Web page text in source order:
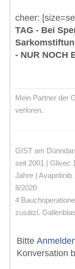
cheer:
TAG - Bei
- NUR NOCH
Mein Partner der
verloren.
GIST am
seit 2001 | Glivec
Jahre | Avapritinib
8/2020
4
zusätzl.
Bitte
Konversation